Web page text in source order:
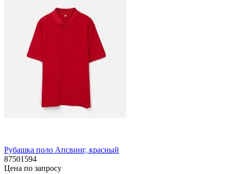
Рубашка поло Апсвинг, красный
87501594
Цена по запросу